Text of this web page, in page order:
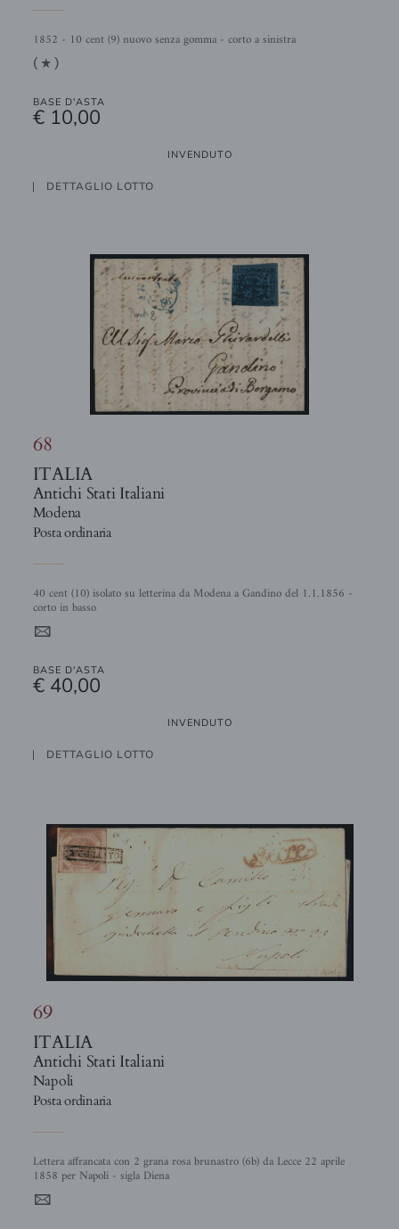
1852 - 10 cent (9) nuovo senza gomma - corto a sinistra
(1)
BASE D'ASTA
€ 10,00
INVENDUTO
DETTAGLIO LOTTO
68
ITALIA
Antichi Stati Italiani
Modena
Posta ordinaria
40 cent (10) isolato su letterina da Modena a Gandino del 1.1.1856 -
corto in basso
4
BASE D'ASTA
€ 40,00
INVENDUTO
DETTAGLIO LOTTO
69
ITALIA
Antichi Stati Italiani
Napoli
Posta ordinaria
Lettera affrancata con 2 grana rosa brunastro (6b) da Lecce 22 aprile
1858 per Napoli - sigla Diena
4